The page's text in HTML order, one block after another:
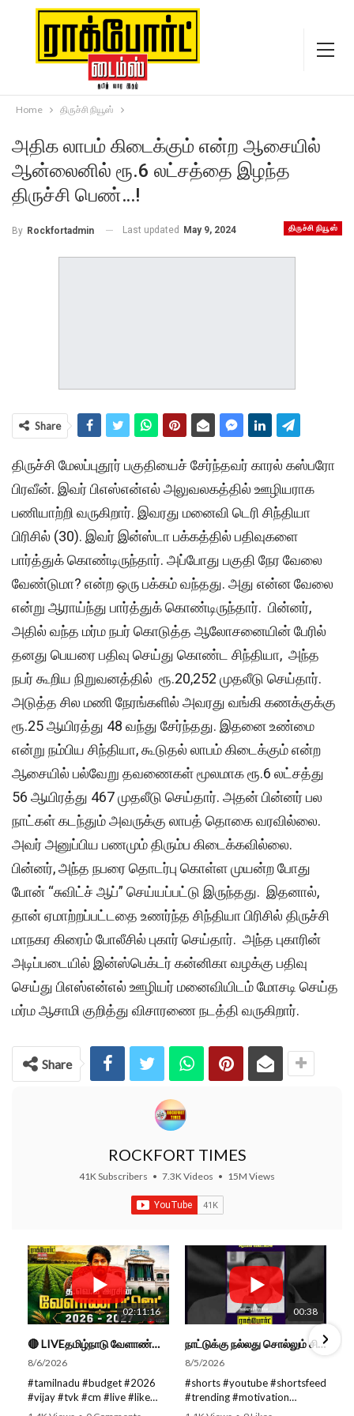
Home திருச்சி நியூஸ்
அதிக லாபம் கிடைக்கும் என்ற ஆசையில்
ஆன்லைனில் ரூ.6 லட்சத்தை இழந்த
திருச்சி பெண்…!
திருச்சி நியூஸ்
By Rockfortadmin Last updated May 9, 2024
Share
திருச்சி மேலப்புதூர் பகுதியைச் சேர்ந்தவர் காரல் கஸ்பரோ
பிரவீன். இவர் பிஎஸ்என்எல் அலுவலகத்தில் ஊழியராக
பணியாற்றி வருகிறார். இவரது மனைவி டெரி சிந்தியா
பிரிசில் (30). இவர் இன்ஸ்டா பக்கத்தில் பதிவுகளை
பார்த்துக் கொண்டிருந்தார். அப்போது பகுதி நேர வேலை
வேண்டுமா? என்ற ஒரு பக்கம் வந்தது. அது என்ன வேலை
என்று ஆராய்ந்து பார்த்துக் கொண்டிருந்தார். பின்னர்,
அதில் வந்த மர்ம நபர் கொடுத்த ஆலோசனையின் பேரில்
தனது பெயரை பதிவு செய்து கொண்ட சிந்தியா, அந்த
நபர் கூறிய நிறுவனத்தில் ரூ.20,252 முதலீடு செய்தார்.
அடுத்த சில மணி நேரங்களில் அவரது வங்கி கணக்குக்கு
ரூ.25 ஆயிரத்து 48 வந்து சேர்ந்தது. இதனை உண்மை
என்று நம்பிய சிந்தியா, கூடுதல் லாபம் கிடைக்கும் என்ற
ஆசையில் பல்வேறு தவணைகள் மூலமாக ரூ.6 லட்சத்து
56 ஆயிரத்து 467 முதலீடு செய்தார். அதன் பின்னர் பல
நாட்கள் கடந்தும் அவருக்கு லாபத் தொகை வரவில்லை.
அவர் அனுப்பிய பணமும் திரும்ப கிடைக்கவில்லை.
பின்னர், அந்த நபரை தொடர்பு கொள்ள முயன்ற போது
போன் “சுவிட்ச் ஆப்” செய்யப்பட்டு இருந்தது. இதனால்,
தான் ஏமாற்றப்பட்டதை உணர்ந்த சிந்தியா பிரிசில் திருச்சி
மாநகர கிரைம் போலீசில் புகார் செய்தார். அந்த புகாரின்
அடிப்படையில் இன்ஸ்பெக்டர் கன்னிகா வழக்கு பதிவு
செய்து பிஎஸ்என்எல் ஊழியர் மனைவியிடம் மோசடி செய்த
மர்ம ஆசாமி குறித்து விசாரணை நடத்தி வருகிறார்.
Share
ROCKFORT TIMES
41K Subscribers • 7.3K Videos • 15M Views
02:11:16
🔴 LIVEதமிழ்நாடு வேளாண்மை நிதிநிலை அறிக்கை - 2026-27 |TN Agriculture Budget #live #budget #video #cm
8/6/2026
#tamilnadu #budget #2026
#vijay #tvk #cm #live #like
#viral #nowtrending #video
00:38
நாட்டுக்கு நல்லது சொல்லும் சிறப்பான மேடைப்பேச்சு... #shorts #subscribe #video
8/5/2026
#shorts #youtube #shortsfeed
#trending #motivation
#nowtrending #subscribe